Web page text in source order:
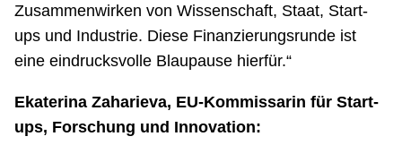
Zusammenwirken von Wissenschaft, Staat, Start-
ups und Industrie. Diese Finanzierungsrunde ist
eine eindrucksvolle Blaupause hierfür.“
Ekaterina Zaharieva, EU-Kommissarin für Start-
ups, Forschung und Innovation: